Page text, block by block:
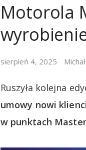
Motorola
sierpień 4, 2025 Michał
Ruszyła kolejna
umowy nowi
w punktach